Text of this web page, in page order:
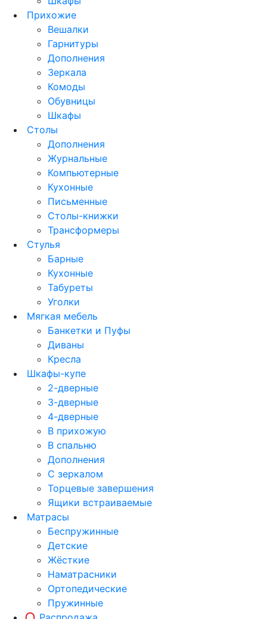
Прихожие
Вешалки
Гарнитуры
Дополнения
Зеркала
Комоды
Обувницы
Шкафы
Столы
Дополнения
Журнальные
Компьютерные
Кухонные
Письменные
Столы-книжки
Трансформеры
Стулья
Барные
Кухонные
Табуреты
Уголки
Мягкая мебель
Банкетки и Пуфы
Диваны
Кресла
Шкафы-купе
2-дверные
3-дверные
4-дверные
В прихожую
В спальню
Дополнения
С зеркалом
Торцевые завершения
Ящики встраиваемые
Матрасы
Беспружинные
Детские
Жёсткие
Наматрасники
Ортопедические
Пружинные